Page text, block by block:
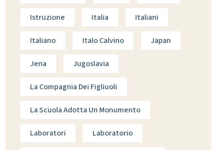
Istruzione Italia Italiani
Italiano Italo Calvino Japan
Jena Jugoslavia
La Compagnia Dei Figliuoli
La Scuola Adotta Un Monumento
Laboratori Laboratorio